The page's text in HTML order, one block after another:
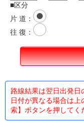
■区分
片 道 ：
往 復 ：
路線結果は翌日出発日
日付が異なる場合は
索】ボタンを押してく